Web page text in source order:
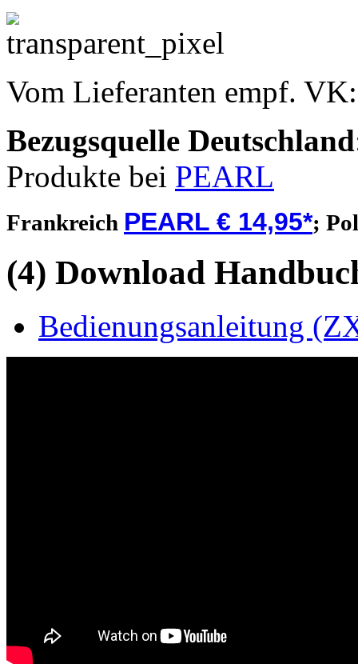
Vom Lieferanten empf.
Bezugsquelle Deutschland
Produkte bei PEARL
Frankreich PEARL € 14,95*;
(4) Download
Bedienungsanleitung